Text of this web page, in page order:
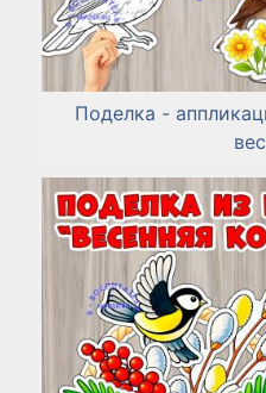
Поделка -